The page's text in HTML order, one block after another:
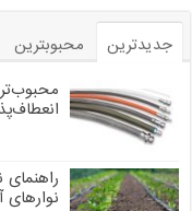
جدیدترین محبوبترین